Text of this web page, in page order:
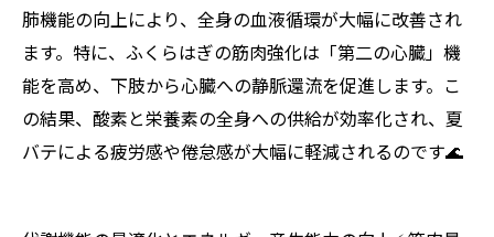
肺機能の向上により、全身の血液循環が大幅に改善され
ます。特に、ふくらはぎの筋肉強化は「第二の心臓」機
能を高め、下肢から心臓への静脈還流を促進します。こ
の結果、酸素と栄養素の全身への供給が効率化され、夏
バテによる疲労感や倦怠感が大幅に軽減されるのです🌊